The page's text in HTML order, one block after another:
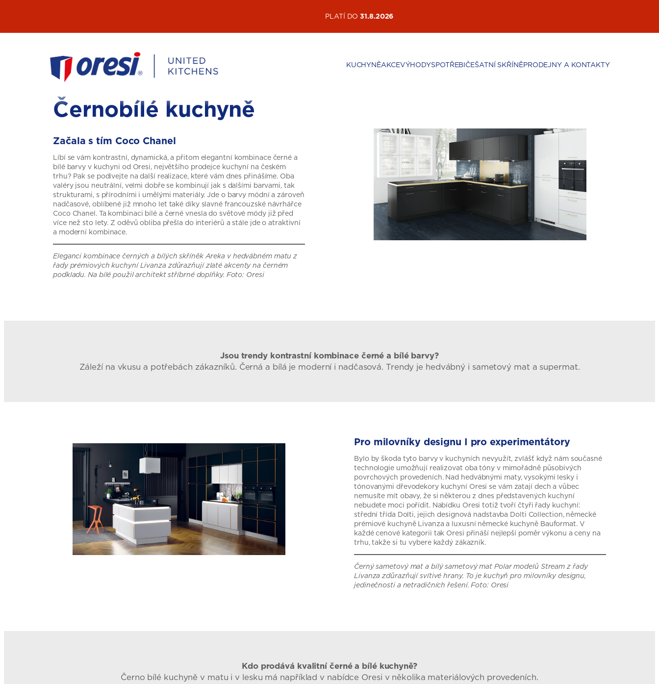
PLATÍ DO31.8.2026
KUCHYNĚAKCEVÝHODYSPOTŘEBIČEŠATNÍ SKŘÍNĚPRODEJNY A KONTAKTY
Černobílé kuchyně
Začala s tím Coco Chanel
Líbí se vám kontrastní, dynamická, a přitom elegantní kombinace černé a
bílé barvy v kuchyni od Oresi, největšího prodejce kuchyní na českém
trhu? Pak se podívejte na další realizace, které vám dnes přinášíme. Oba
valéry jsou neutrální, velmi dobře se kombinují jak s dalšími barvami, tak
strukturami, s přírodními i umělými materiály. Jde o barvy módní a zároveň
nadčasové, oblíbené již mnoho let také díky slavné francouzské návrhářce
Coco Chanel. Ta kombinaci bílé a černé vnesla do světové módy již před
více než sto lety. Z oděvů obliba přešla do interiérů a stále jde o atraktivní
a moderní kombinace.
Eleganci kombinace černých a bílých skříněk Areka v hedvábném matu z
řady prémiových kuchyní Livanza zdůrazňují zlaté akcenty na černém
podkladu. Na bílé použil architekt stříbrné doplňky. Foto: Oresi
Jsou trendy kontrastní kombinace černé a bílé barvy?
Záleží na vkusu a potřebách zákazníků. Černá a bílá je moderní i nadčasová. Trendy je hedvábný i sametový mat a supermat.
Pro milovníky designu I pro experimentátory
Bylo by škoda tyto barvy v kuchyních nevyužít, zvlášť když nám současné
technologie umožňují realizovat oba tóny v mimořádně působivých
povrchových provedeních. Nad hedvábnými maty, vysokými lesky i
tónovanými dřevodekory kuchyní Oresi se vám zatají dech a vůbec
nemusíte mít obavy, že si některou z dnes představených kuchyní
nebudete moci pořídit. Nabídku Oresi totiž tvoří čtyři řady kuchyní:
střední třída Dolti, jejich designová nadstavba Dolti Collection, německé
prémiové kuchyně Livanza a luxusní německé kuchyně Bauformat. V
každé cenové kategorii tak Oresi přináší nejlepší poměr výkonu a ceny na
trhu, takže si tu vybere každý zákazník.
Černý sametový mat a bílý sametový mat Polar modelů Stream z řady
Livanza zdůrazňují svítivé hrany. To je kuchyň pro milovníky designu,
jedinečnosti a netradičních řešení. Foto: Oresi
Kdo prodává kvalitní černé a bílé kuchyně?
Černo bílé kuchyně v matu i v lesku má například v nabídce Oresi v několika materiálových provedeních.